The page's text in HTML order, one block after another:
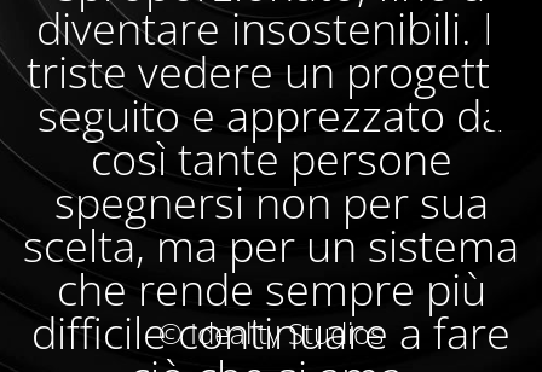
diventare insostenibili. È
triste vedere un progetto
seguito e apprezzato da
così tante persone
spegnersi non per sua
scelta, ma per un sistema
che rende sempre più
difficile continuare a fare
© Ideality Studios